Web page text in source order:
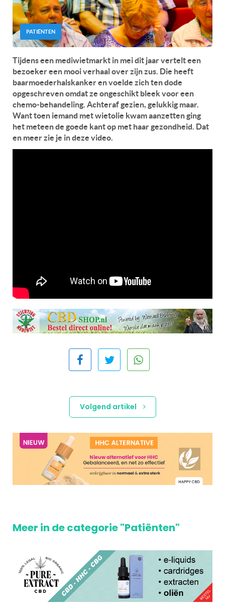
PATIËNTEN
Tijdens een mediwietmarkt in mei dit jaar vertelt een
bezoeker een mooi verhaal over zijn zus. Die heeft
baarmoederhalskanker en voelde zich ten dode
opgeschreven omdat ze ongeschikt bleek voor een
chemo-behandeling. Achteraf gezien, gelukkig maar.
Want toen iemand met wietolie kwam aanzetten ging
het meteen de goede kant op met haar gezondheid. Dat
en meer zie je in deze video.
Volgend artikel
Meer in de categorie "Patiënten"